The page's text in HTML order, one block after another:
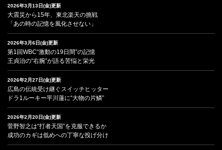
2026年3月13日(金)更新
大震災から15年、東北楽天の挑戦
「あの時の記憶を風化させない」
2026年3月6日(金)更新
第1回WBC“激動の19日間”の記憶
王貞治の“右腕”が語る苦悩と栄光
2026年2月27日(金)更新
広島の伝統受け継ぐスイッチヒッター
ドラ1ルーキー平川蓮に“大物の片鱗”
2026年2月20日(金)更新
菅野智之は“打者天国”を克服できるか
成功のカギは低めへの丁寧な投げ分け